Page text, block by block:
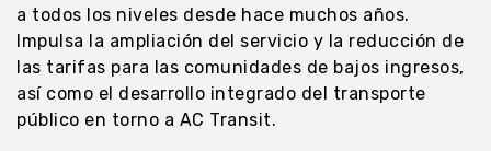
a todos los niveles desde hace muchos años.
Impulsa la ampliación del servicio y la reducción de
las tarifas para las comunidades de bajos ingresos,
así como el desarrollo integrado del transporte
público en torno a AC Transit.